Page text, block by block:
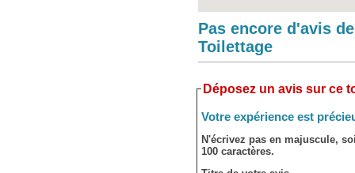
Pas encore d'avis
Toilettage
Déposez un avis sur ce
Votre expérience est
N'écrivez pas en majuscule,
100 caractères.